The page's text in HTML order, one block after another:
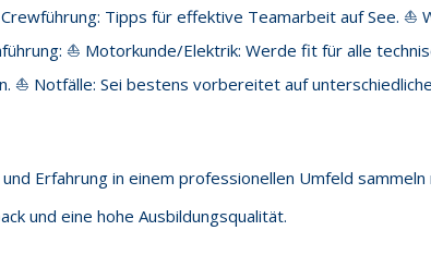
Tipps für effektive Teamarbeit auf See.
⛵️ Motorkunde/Elektrik: Werde fit für alle
⛵️ Notfälle: Sei bestens vorbereitet auf
Erfahrung in einem professionellen Umfeld sammeln
und eine hohe Ausbildungsqualität.